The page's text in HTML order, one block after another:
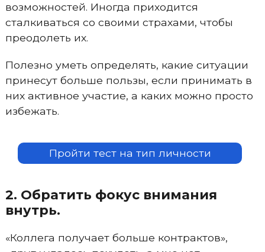
возможностей. Иногда приходится
сталкиваться со своими страхами, чтобы
преодолеть их.
Полезно уметь определять, какие ситуации
принесут больше пользы, если принимать в
них активное участие, а каких можно просто
избежать.
Пройти тест на тип личности
2. Обратить фокус внимания
внутрь.
«Коллега получает больше контрактов»,